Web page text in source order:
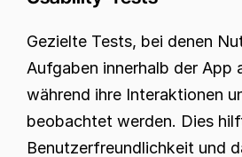
Gezielte Tests, bei denen
Aufgaben innerhalb der App
während ihre Interaktionen
beobachtet werden. Dies
Benutzerfreundlichkeit und